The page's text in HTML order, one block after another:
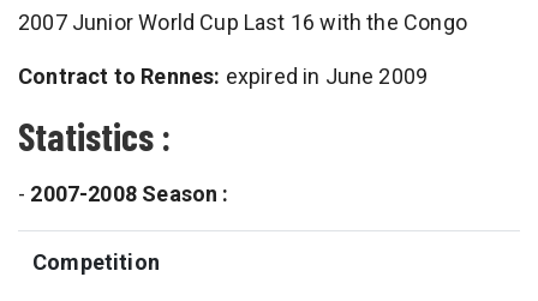
2007 Junior World Cup Last 16 with the Congo
Contract to Rennes: expired in June 2009
Statistics :
- 2007-2008 Season :
Competition